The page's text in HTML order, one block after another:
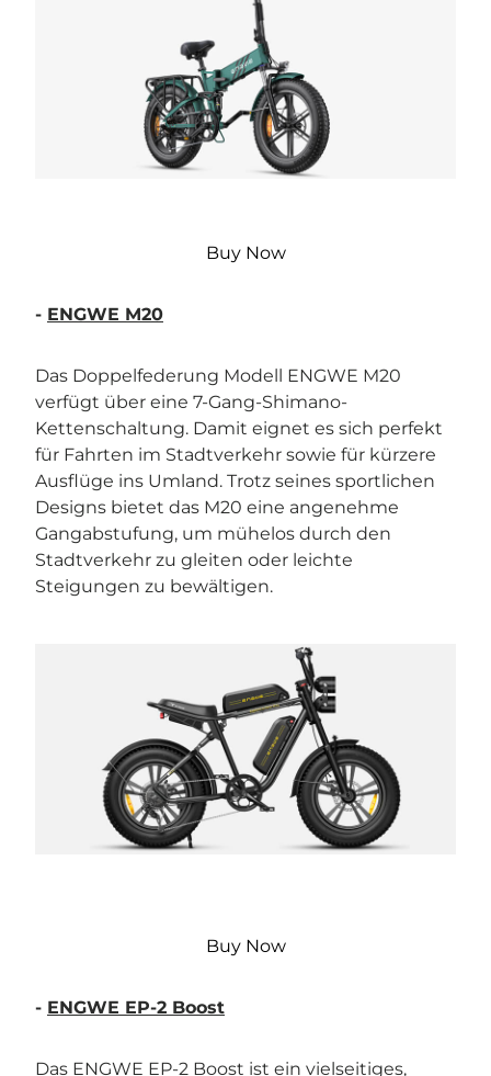
Buy Now
- ENGWE M20
Das Doppelfederung Modell ENGWE M20
verfügt über eine 7-Gang-Shimano-
Kettenschaltung. Damit eignet es sich perfekt
für Fahrten im Stadtverkehr sowie für kürzere
Ausflüge ins Umland. Trotz seines sportlichen
Designs bietet das M20 eine angenehme
Gangabstufung, um mühelos durch den
Stadtverkehr zu gleiten oder leichte
Steigungen zu bewältigen.
Buy Now
- ENGWE EP-2 Boost
Das ENGWE EP-2 Boost ist ein vielseitiges,